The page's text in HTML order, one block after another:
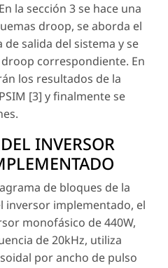
la sección 3 se hace una
droop, se aborda el
salida del sistema y se
correspondiente. En
los resultados de la
[3] y finalmente se
INVERSOR
de bloques de la
implementado, el
monofásico de 440W,
de 20kHz, utiliza
por ancho de pulso